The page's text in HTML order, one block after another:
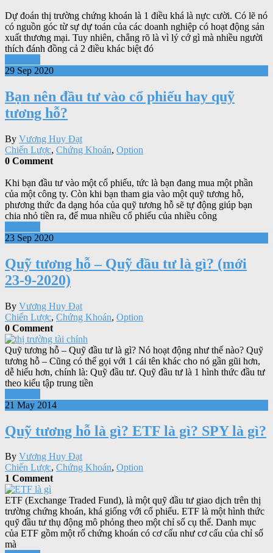
Dự đoán thị trường chứng khoán là 1 điều khá là nực cười. Có lẽ nó
có nguồn góc từ sự dự toán của các doanh nghiệp có hoạt động sản
xuất thương mại. Tuy nhiên, chẳng rõ là vì lý cớ gì mà nhiều người
thích đánh đồng cả 2 điều khác biệt đó
29 Sep 2020
Bạn nên đầu tư vào cổ phiếu hay quỹ
tương hỗ?
By Vương Huy Đạt
Chiến Lược, Chứng Khoán, Option
0 Comment
Khi bạn đầu tư vào một cổ phiếu, tức là bạn đang mua một phần
của một công ty. Còn khi bạn tham gia vào một quỹ tương hỗ,
phương thức đa dạng hóa của quỹ tương hỗ sẽ tự động giúp bạn
chia nhỏ tiền ra, để mua nhiều cổ phiếu của nhiều công
23 Sep 2020
Quỹ tương hỗ – Quỹ đầu tư là gì? (mới
23-9-2020)
By Vương Huy Đạt
Chiến Lược, Chứng Khoán, Option
0 Comment
Quỹ tương hỗ – Quỹ đầu tư là gì? Nó hoạt động như thế nào? Quỹ
tương hỗ – Cũng có thể gọi với 1 cái tên khác cho nó gần gũi hơn,
dễ hiểu hơn, chính là: Quỹ đầu tư. Quỹ đầu tư là 1 hình thức đầu tư
theo kiểu tập trung tiền
21 May 2014
Quỹ tương hỗ là gì? ETF là gì? SPY là gì?
By Vương Huy Đạt
Chiến Lược, Chứng Khoán, Option
1 Comment
ETF (Exchange Traded Fund), là một quỹ đầu tư giao dịch trên thị
trường chứng khoán, khá giống với cổ phiếu. ETF là một hình thức
quỹ đầu tư thụ động mô phỏng theo một chỉ số cụ thể. Danh mục
của ETF gồm một rổ chứng khoán có cơ cấu như cơ cấu của chỉ số
mà